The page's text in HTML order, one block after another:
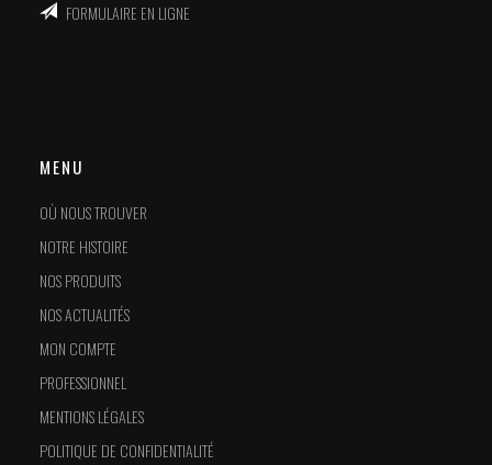
FORMULAIRE EN LIGNE
MENU
OÙ NOUS TROUVER
NOTRE HISTOIRE
NOS PRODUITS
NOS ACTUALITÉS
MON COMPTE
PROFESSIONNEL
MENTIONS LÉGALES
POLITIQUE DE CONFIDENTIALITÉ